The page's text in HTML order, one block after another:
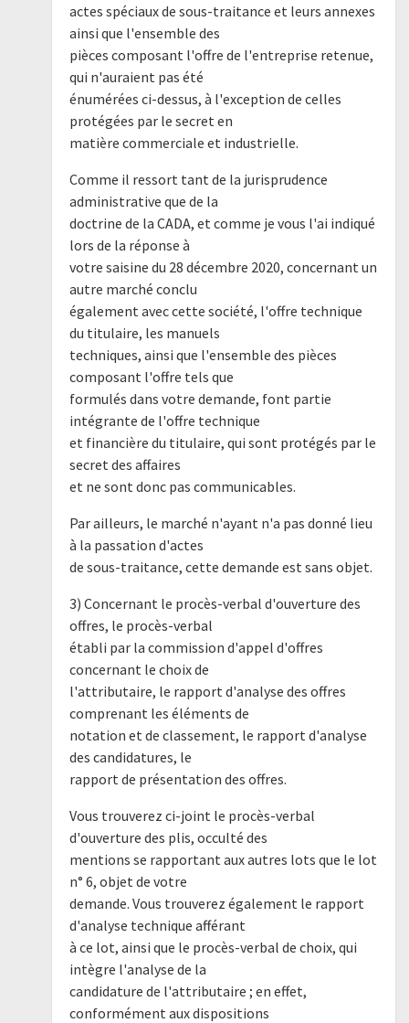
actes spéciaux de sous-traitance et leurs annexes
ainsi que l'ensemble des
pièces composant l'offre de l'entreprise retenue,
qui n'auraient pas été
énumérées ci-dessus, à l'exception de celles
protégées par le secret en
matière commerciale et industrielle.
Comme il ressort tant de la jurisprudence
administrative que de la
doctrine de la CADA, et comme je vous l'ai indiqué
lors de la réponse à
votre saisine du 28 décembre 2020, concernant un
autre marché conclu
également avec cette société, l'offre technique
du titulaire, les manuels
techniques, ainsi que l'ensemble des pièces
composant l'offre tels que
formulés dans votre demande, font partie
intégrante de l'offre technique
et financière du titulaire, qui sont protégés par le
secret des affaires
et ne sont donc pas communicables.
Par ailleurs, le marché n'ayant n'a pas donné lieu
à la passation d'actes
de sous-traitance, cette demande est sans objet.
3) Concernant le procès-verbal d'ouverture des
offres, le procès-verbal
établi par la commission d'appel d'offres
concernant le choix de
l'attributaire, le rapport d'analyse des offres
comprenant les éléments de
notation et de classement, le rapport d'analyse
des candidatures, le
rapport de présentation des offres.
Vous trouverez ci-joint le procès-verbal
d'ouverture des plis, occulté des
mentions se rapportant aux autres lots que le lot
n° 6, objet de votre
demande. Vous trouverez également le rapport
d'analyse technique afférant
à ce lot, ainsi que le procès-verbal de choix, qui
intègre l'analyse de la
candidature de l'attributaire ; en effet,
conformément aux dispositions